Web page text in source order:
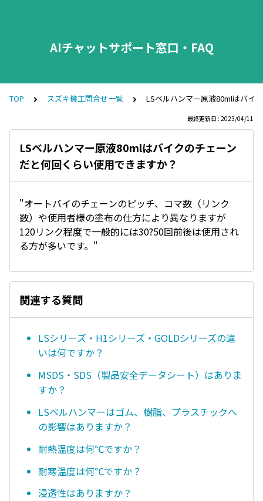
AIチャットサポート窓口・FAQ
TOP スズキ機工問合せ一覧 LSベルハンマー原液80mlはバイ
最終更新日 : 2023/04/11
LSベルハンマー原液80mlはバイクのチェーン
だと何回くらい使用できますか？
"オートバイのチェーンのピッチ、コマ数（リンク
数）や使用者様の塗布の仕方により異なりますが
120リンク程度で一般的には30?50回前後は使用され
る方が多いです。"
関連する質問
LSシリーズ・H1シリーズ・GOLDシリーズの違
いは何ですか？
MSDS・SDS（製品安全データシート）はありま
すか？
LSベルハンマーはゴム、樹脂、プラスチックへ
の影響はありますか？
耐熱温度は何℃ですか？
耐寒温度は何℃ですか？
浸透性はありますか？